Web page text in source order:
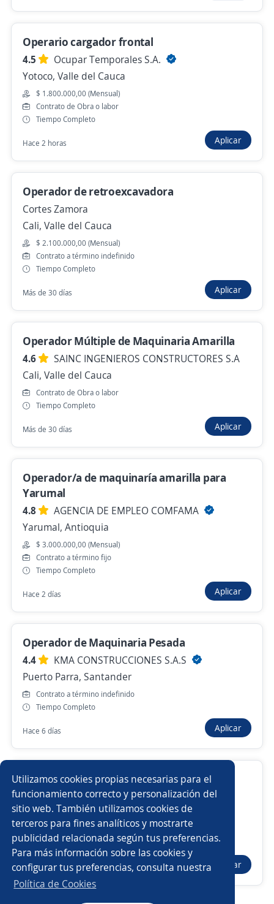
Utilizamos cookies propias necesarias para el
funcionamiento correcto y personalización del
sitio web. También utilizamos cookies de
terceros para fines analíticos y mostrarte
publicidad relacionada según tus preferencias.
Para más información sobre las cookies y
configurar tus preferencias, consulta nuestra
Política de Cookies
Operador de minicargador
CONSTRUCTA RENTAL COMPANY S.A.S.
Cali, Valle del Cauca
Ayer
Se precisa Urgente
Tecnico en refrigeracion y electricidad
4,7
PriceSmart Colombia S.A.S
Cali, Valle del Cauca
Ayer
Se precisa Urgente
Operador de grúa plataforma
Dagua, Valle del Cauca
Hace 2 días
Supervisor o lider Agrícola o Supervisor de
cosecha o campo agricola
Palmira, Valle del Cauca
Hace 2 días
Operario de Producción y Oficios Varios
Importante empresa del sector
Cali, Valle del Cauca
$ 1.750.905,00 (Mensual)
Hace 2 días
Anterior Siguiente
Nuevas ofertas de empleo
Empleos similares
Clarkista Operario/a de producción
Operador/a de maquinaria pesada Metalmecánico/a
Higienista Operador/a de maquina
Operario/a de inyección Operario/a
Mantenimiento Operario/a de planta
Operador/a de grúa
Buscar es más fácil en la app
CT App Abrir
Operario cargador frontal
4.5
Ocupar Temporales S.A.
Yotoco, Valle del Cauca
$ 1.800.000,00 (Mensual)
Contrato de Obra o labor
Tiempo Completo
Hace 2 horas Aplicar
Operador de retroexcavadora
Cortes Zamora
Cali, Valle del Cauca
$ 2.100.000,00 (Mensual)
Contrato a término indefinido
Tiempo Completo
Más de 30 días Aplicar
Operador Múltiple de Maquinaria Amarilla
4.6
SAINC INGENIEROS CONSTRUCTORES S.A
Cali, Valle del Cauca
Contrato de Obra o labor
Tiempo Completo
Más de 30 días Aplicar
Operador/a de maquinaría amarilla para
Yarumal
4.8
AGENCIA DE EMPLEO COMFAMA
Yarumal, Antioquia
$ 3.000.000,00 (Mensual)
Contrato a término fijo
Tiempo Completo
Hace 2 días Aplicar
Operador de Maquinaria Pesada
4.4
KMA CONSTRUCCIONES S.A.S
Puerto Parra, Santander
Contrato a término indefinido
Tiempo Completo
Hace 6 días Aplicar
Operador de Maquinaria Amarilla
Desarrollamos Ingeniería S.A.S.
Tunja, Boyacá
Contrato a término indefinido
Tiempo Completo
Hace 3 días Aplicar